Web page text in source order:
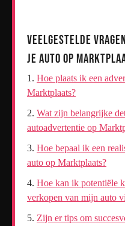
Veelgestelde
je Auto op
Hoe plaats ik een
Marktplaats?
Wat zijn belangrijke
autoadvertentie op
Hoe bepaal ik een
auto op Marktplaats?
Hoe kan ik potentiële
verkopen van mijn auto
Zijn er tips om